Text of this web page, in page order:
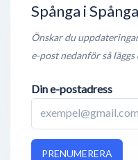
Spånga i
Önskar du
e-post nedanför så
Din e-postadress
PRENUMERERA